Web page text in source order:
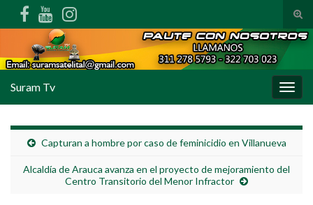
Suram Tv
Capturan a hombre por caso de feminicidio en Villanueva
Alcaldía de Arauca avanza en el proyecto de mejoramiento del
Centro Transitorio del Menor Infractor